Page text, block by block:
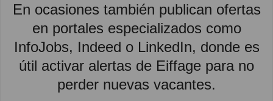
En ocasiones también publican ofertas
en portales especializados como
InfoJobs, Indeed o LinkedIn, donde es
útil activar alertas de Eiffage para no
perder nuevas vacantes.